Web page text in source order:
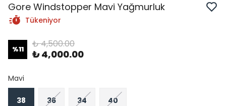
Gore Windstopper Mavi Yağmurluk
Tükeniyor
%11 ₺ 4,500.00
₺ 4,000.00
Mavi
38 36 34 40